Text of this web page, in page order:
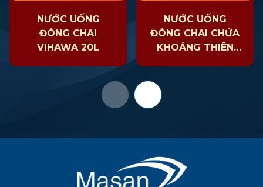
NƯỚC UỐNG
ĐÓNG CHAI
VIHAWA 20L
NƯỚC UỐNG
ĐÓNG CHAI CHỨA
KHOÁNG THIÊN